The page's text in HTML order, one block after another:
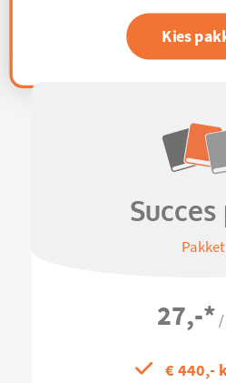
Kies
Pakket
27,-*
€ 440,-